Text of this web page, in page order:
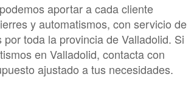
aportar a cada cliente
y automatismos, con servicio de
toda la provincia de Valladolid. Si
en Valladolid, contacta con
ajustado a tus necesidades.